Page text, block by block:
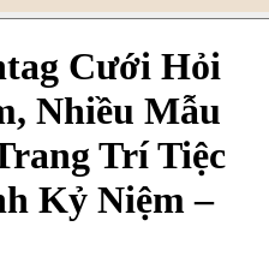
Cưới Hỏi
Nhiều Mẫu
Trí Tiệc
Kỷ Niệm –